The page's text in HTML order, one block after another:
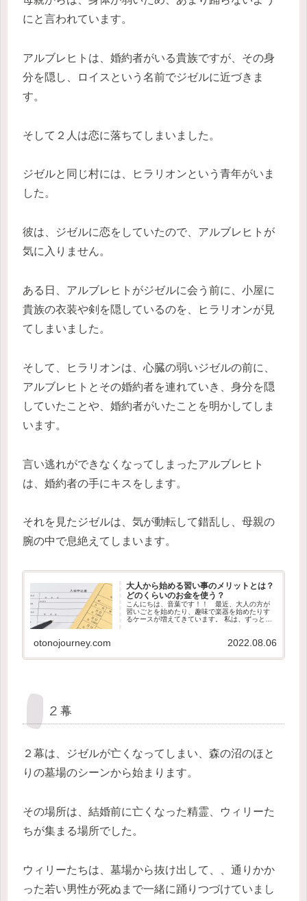
にと言われています。
アルブレヒトは、婚約者がいる貴族ですが、その身
分を隠し、ロイスという名前でジゼルに近づきま
す。
そして２人は恋に落ちてしまいました。
ジゼルと同じ村には、ヒラリオンという青年がいま
した。
彼は、ジゼルに恋をしていたので、アルブレヒトが
気に入りません。
ある日、アルブレヒトがジゼルに会う前に、小屋に
貴族の衣装や剣を隠しているのを、ヒラリオンが見
てしまいました。
そして、ヒラリオンは、心臓の弱いジゼルの前に、
アルブレヒトとその婚約者を連れていき、身分を隠
していたことや、婚約者がいたことを明かしてしま
います。
言い逃れができなくなってしまったアルブレヒト
は、婚約者の手にキスをします。
それを見たジゼルは、気が動転して錯乱し、母親の
腕の中で息絶えてしまいます。
大人から始める習い事のメリットとは？
どのくらいのお金を使う？
こんにちは、音葉です！！ 最近、大人の方が
習いごとを始めたり、趣味で楽器を始めたりす
るケースが増えてきています。 私は、ずっと、
otonojourney.com 2022.08.06
２幕
２幕は、ジゼルが亡くなってしまい、森の沼のほと
りの墓場のシーンから始まります。
その場所は、結婚前に亡くなった精霊、ウィリーた
ちが集まる場所でした。
ウィリーたちは、墓場から抜け出して、、通りかか
った若い男性が死ぬまで一緒に踊りつづけていまし